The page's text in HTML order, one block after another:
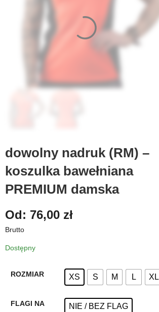
dowolny nadruk (RM) –
koszulka bawełniana
PREMIUM damska
Od: 76,00 zł
Brutto
Dostępny
ROZMIAR XS S M L XL
FLAGI NA
NIE / BEZ FLAG